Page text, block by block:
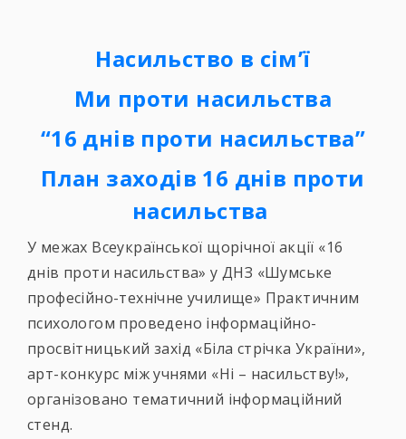
Насильство в сім’ї
Ми проти насильства
“16 днів проти насильства”
План заходів 16 днів проти
насильства
У межах Всеукраїнської щорічної акції «16
днів проти насильства» у ДНЗ «Шумське
професійно-технічне училище» Практичним
психологом проведено інформаційно-
просвітницький захід «Біла стрічка України»,
арт-конкурс між учнями «Ні – насильству!»,
організовано тематичний інформаційний
стенд.